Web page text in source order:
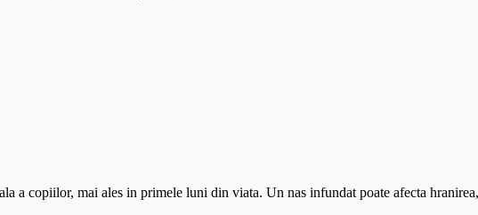
a copiilor, mai ales in primele luni din viata. Un nas infundat poate afecta